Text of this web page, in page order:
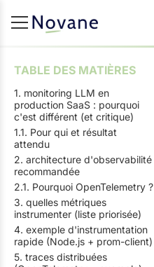
TABLE DES MATIÈRES
1. monitoring LLM en
production SaaS : pourquoi
c'est différent (et critique)
1.1. Pour qui et résultat
attendu
2. architecture d'observabilité
recommandée
2.1. Pourquoi OpenTelemetry ?
3. quelles métriques
instrumenter (liste priorisée)
4. exemple d'instrumentation
rapide (Node.js + prom-client)
5. traces distribuées